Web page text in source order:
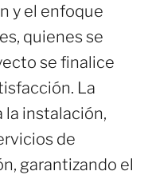
y el enfoque
quienes se
se finalice
La
la instalación,
de
garantizando el